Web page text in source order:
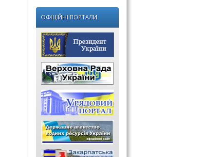
ОФІЦІЙНІ ПОРТАЛИ